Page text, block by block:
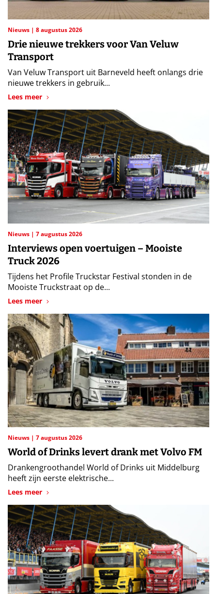
Nieuws 8 augustus 2026
Drie nieuwe trekkers voor Van Veluw
Transport
Van Veluw Transport uit Barneveld heeft onlangs drie
nieuwe trekkers in gebruik...
Lees meer
Nieuws 7 augustus 2026
Interviews open voertuigen – Mooiste
Truck 2026
Tijdens het Profile Truckstar Festival stonden in de
Mooiste Truckstraat op de...
Lees meer
Nieuws 7 augustus 2026
World of Drinks levert drank met Volvo FM
Drankengroothandel World of Drinks uit Middelburg
heeft zijn eerste elektrische...
Lees meer